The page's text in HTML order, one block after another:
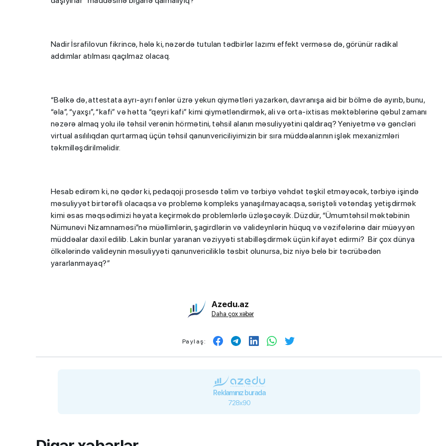
Nadir İsrafilovun fikrincə, hələ ki, nəzərdə tutulan tədbirlər lazımı effekt verməsə də, görünür radikal
addımlar atılması qaçılmaz olacaq.
“Bəlkə də, attestata ayrı-ayrı fənlər üzrə yekun qiymətləri yazarkən, davranışa aid bir bölmə də ayırıb, bunu,
“əla”, “yaxşı”, “kafi” və hətta “qeyri kafi” kimi qiymətləndirmək, ali və orta-ixtisas məktəblərinə qəbul zamanı
nəzərə almaq yolu ilə təhsil verənin hörmətini, təhsil alanın məsuliyyətini qaldıraq? Yeniyetmə və gəncləri
virtual asılılıqdan qurtarmaq üçün təhsil qanunvericiliyimizin bir sıra müddəalarının işlək mexanizmləri
təkmilləşdirilməlidir.
Hesab edirəm ki, nə qədər ki, pedaqoji prosesdə təlim və tərbiyə vəhdət təşkil etməyəcək, tərbiyə işində
məsuliyyət birtərəfli olacaqsa və problemə kompleks yanaşılmayacaqsa, səriştəli vətəndaş yetişdirmək
kimi əsas məqsədimizi həyata keçirməkdə problemlərlə üzləşəcəyik. Düzdür, “Ümumtəhsil məktəbinin
Nümunəvi Nizamnaməsi”nə müəllimlərin, şagirdlərin və valideynlərin hüquq və vəzifələrinə dair müəyyən
müddəalar daxil edilib. Lakin bunlar yaranan vəziyyəti stabilləşdirmək üçün kifayət edirmi? Bir çox dünya
ölkələrində valideynin məsuliyyəti qanunvericiliklə təsbit olunursa, biz niyə belə bir təcrübədən
yararlanmayaq?”
Azedu.az
Daha çox xəbər
Paylaş:
Reklamınız burada
728x90
“Həftənin təhsil icmalı”- MİQ,
lisey seçimi, bağçalar və qəbul
imtahanları...
"Həftənin təhsil icmalı": Qəbul
marafonu başa çatdı,
müəllimlərin nəticələri dəyişdi...
BMU-İNHA ikili diplom
proqramına qəbul imtahanları